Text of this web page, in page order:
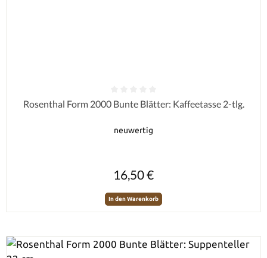
Durchschnittliche Bewertung von 0 von 5 Sternen
Rosenthal Form 2000 Bunte Blätter: Kaffeetasse 2-tlg.
neuwertig
16,50 €
In den Warenkorb